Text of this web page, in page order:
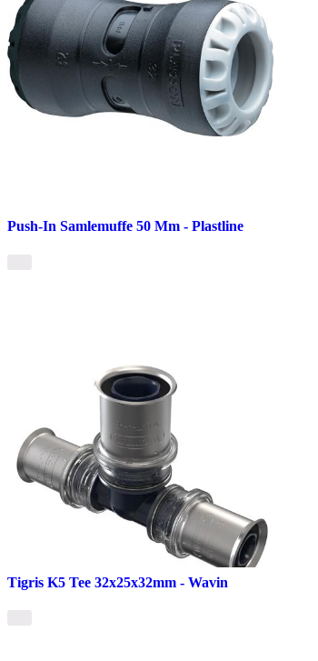
Push-In Samlemuffe 50 Mm - Plastline
Tigris K5 Tee 32x25x32mm - Wavin